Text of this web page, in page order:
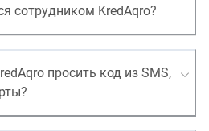
сотрудником KredAqro?
просить код из SMS,